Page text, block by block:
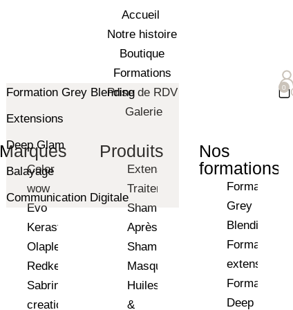
Accueil
Notre histoire
Boutique
Marques
Color
wow
Evo
⁠⁠Kerastase
Olaplex
⁠⁠Redken
Sabrina
creation
Produits
Extensions
Traitements
Shampoings
Après-
Shampoings
Masques
Huiles
&
Nos
formations
Formation
Grey
Blending
Formation
extensions
Formation
Deep
Formations
Formation Grey Blending
Extensions
Deep Glam
Balayage
Communication Digitale
Prise de RDV
Galerie